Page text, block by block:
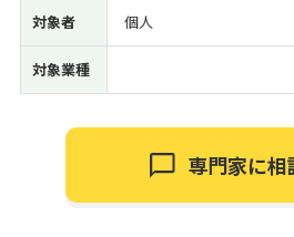
検索
対象者 個人
対象業種
専門家に相